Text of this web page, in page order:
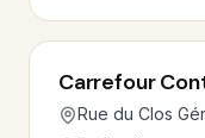
Carrefour
Rue du Clos